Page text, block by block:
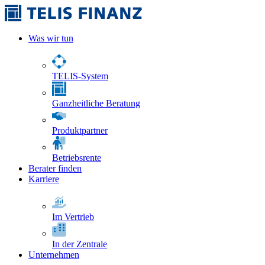
Was wir tun
TELIS-System
Ganzheitliche Beratung
Produktpartner
Betriebsrente
Berater finden
Karriere
Im Vertrieb
In der Zentrale
Unternehmen